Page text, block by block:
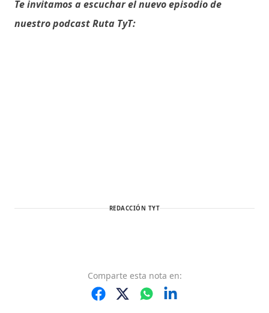
Te invitamos a escuchar el nuevo episodio de
nuestro podcast Ruta TyT:
REDACCIÓN TYT
Comparte esta nota en: